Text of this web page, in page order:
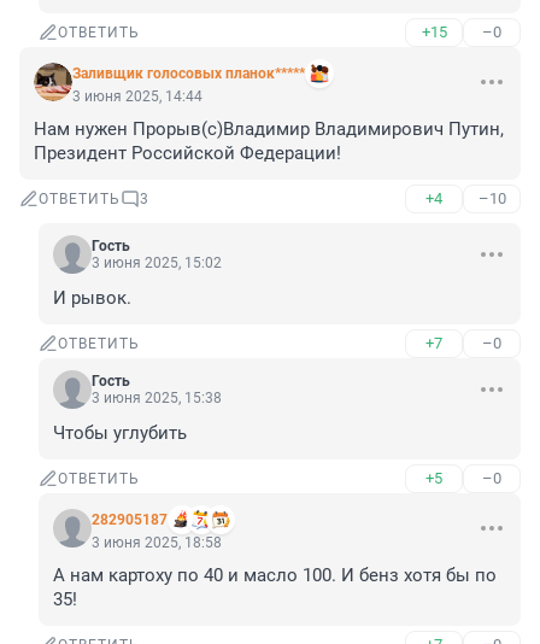
ОТВЕТИТЬ +15 –0
Заливщик голосовых планок*****
3 июня 2025, 14:44
Нам нужен Прорыв(с)Владимир Владимирович Путин,
Президент Российской Федерации!
ОТВЕТИТЬ 3 +4 –10
Гость
3 июня 2025, 15:02
И рывок.
ОТВЕТИТЬ +7 –0
Гость
3 июня 2025, 15:38
Чтобы углубить
ОТВЕТИТЬ +5 –0
282905187
3 июня 2025, 18:58
А нам картоху по 40 и масло 100. И бенз хотя бы по
35!